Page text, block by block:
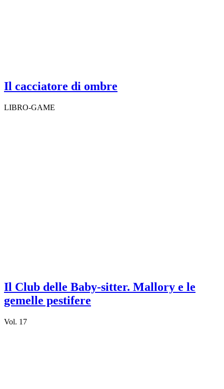
Il cacciatore di ombre
LIBRO-GAME
Il Club delle Baby-sitter. Mallory e le
gemelle pestifere
Vol. 17